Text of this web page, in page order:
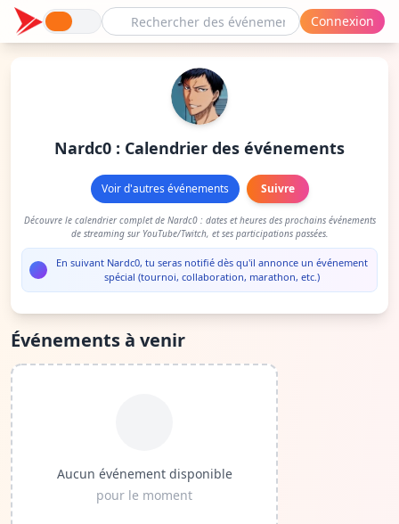
Connexion
Nardc0 : Calendrier des événements
Voir d'autres événements Suivre
Découvre le calendrier complet de Nardc0 : dates et heures des prochains événements
de streaming sur YouTube/Twitch, et ses participations passées.
En suivant Nardc0, tu seras notifié dès qu'il annonce un événement
spécial (tournoi, collaboration, marathon, etc.)
Événements à venir
Aucun événement disponible
pour le moment